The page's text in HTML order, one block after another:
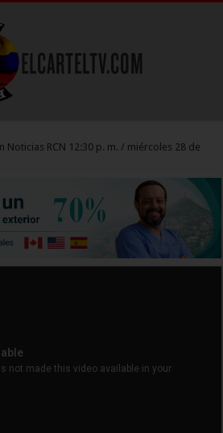
Noticias RCN 12:30 p. m. / miércoles 28 de